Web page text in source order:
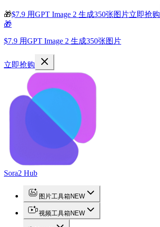
🎁$7.9 用GPT Image 2 生成350张图片立即抢购
🎁
$7.9 用GPT Image 2 生成350张图片
立即抢购
Sora2 Hub
图片工具箱NEW
视频工具箱NEW